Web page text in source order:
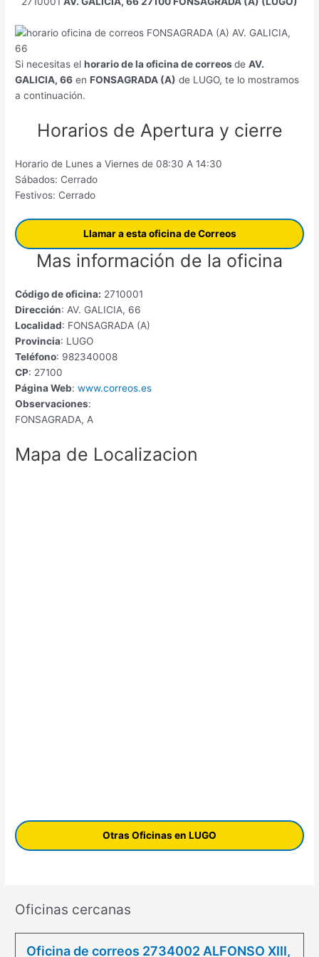
Si necesitas elhorario de la oficina de correosdeAV.
GALICIA, 66 enFONSAGRADA (A) de LUGO, te lo mostramos
a continuación.
Horarios de Apertura y cierre
Horario de Lunes a Viernes de 08:30 A 14:30
Sábados: Cerrado
Festivos: Cerrado
Llamar a esta oficina de Correos
Mas información de la oficina
Código de oficina: 2710001
Dirección: AV. GALICIA, 66
Localidad: FONSAGRADA (A)
Provincia: LUGO
Teléfono: 982340008
CP: 27100
Página Web: www.correos.es
Observaciones:
FONSAGRADA, A
Mapa de Localizacion
Otras Oficinas en LUGO
Oficinas cercanas
Oficina de correos 2734002 ALFONSO XIII,